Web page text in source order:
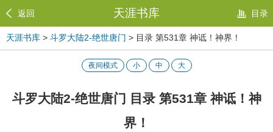
返回 天涯书库 目录
天涯书库 > 斗罗大陆2-绝世唐门 > 目录 第531章 神诋！神界！
夜间模式 小 中 大
斗罗大陆2-绝世唐门 目录 第531章 神诋！神
界！